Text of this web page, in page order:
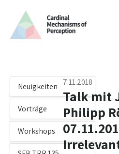
Neuigkeiten
Vorträge
Workshops
7.11.2018
Talk mit
Philipp